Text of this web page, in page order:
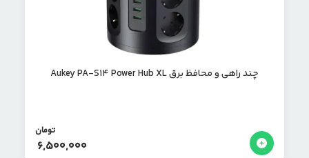
چند راهی و محافظ برق Aukey PA-S14 Power Hub XL
6,500,000
تومان